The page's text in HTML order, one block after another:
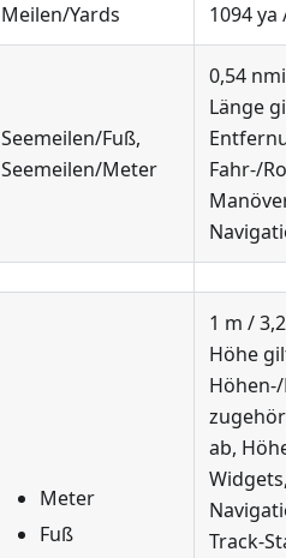
Meilen/Yards 1094 ya
Seemeilen/Fuß,
Seemeilen/Meter
0,54
Länge
Fahr-/
Meter
Fuß
1 m /
Höhe
ab,
Track-